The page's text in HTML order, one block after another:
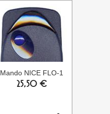
Mando NICE FLO-1
25,50 €